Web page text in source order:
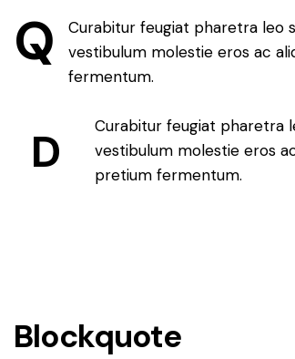
Q
Curabitur feugiat pharetra leo
vestibulum molestie eros ac
fermentum.
D
Curabitur feugiat pharetra
vestibulum molestie eros
pretium fermentum.
Blockquote